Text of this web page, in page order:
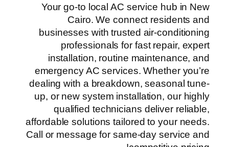
Your go-to local AC service hub in New
Cairo. We connect residents and
businesses with trusted air-conditioning
professionals for fast repair, expert
installation, routine maintenance, and
emergency AC services. Whether you’re
dealing with a breakdown, seasonal tune-
up, or new system installation, our highly
qualified technicians deliver reliable,
affordable solutions tailored to your needs.
Call or message for same-day service and